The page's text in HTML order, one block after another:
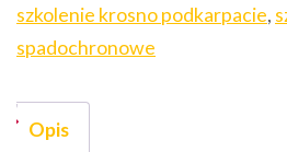
|
Krosno
szkolenie krosno podkarpacie,
spadochronowe
Opis